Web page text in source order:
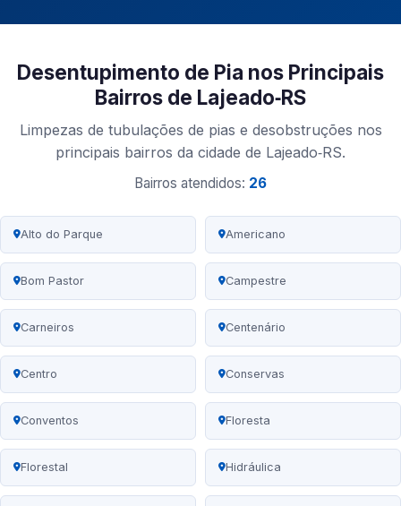
Desentupimento de Pia nos Principais
Bairros de Lajeado‑RS
Limpezas de tubulações de pias e desobstruções nos
principais bairros da cidade de Lajeado‑RS.
Bairros atendidos: 26
Alto do Parque Americano
Bom Pastor Campestre
Carneiros Centenário
Centro Conservas
Conventos Floresta
Florestal Hidráulica